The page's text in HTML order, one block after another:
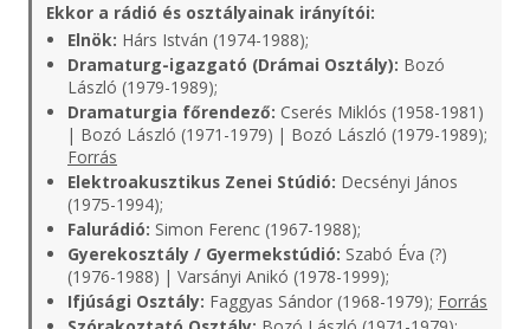
Ekkor a rádió és osztályainak irányítói:
Elnök: Hárs István (1974-1988);
Dramaturg-igazgató (Drámai Osztály): Bozó
László (1979-1989);
Dramaturgia főrendező: Cserés Miklós (1958-1981)
| Bozó László (1971-1979) | Bozó László (1979-1989);
Forrás
Elektroakusztikus Zenei Stúdió: Decsényi János
(1975-1994);
Falurádió: Simon Ferenc (1967-1988);
Gyerekosztály / Gyermekstúdió: Szabó Éva (?)
(1976-1988) | Varsányi Anikó (1978-1999);
Ifjúsági Osztály: Faggyas Sándor (1968-1979); Forrás